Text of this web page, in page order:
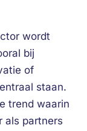
wordt
bij
of
staan.
trend waarin
als partners